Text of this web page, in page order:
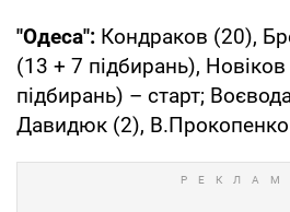
"Одеса": Кондраков (20),
(13 + 7 підбирань),
підбирань) – старт;
Давидюк (2),